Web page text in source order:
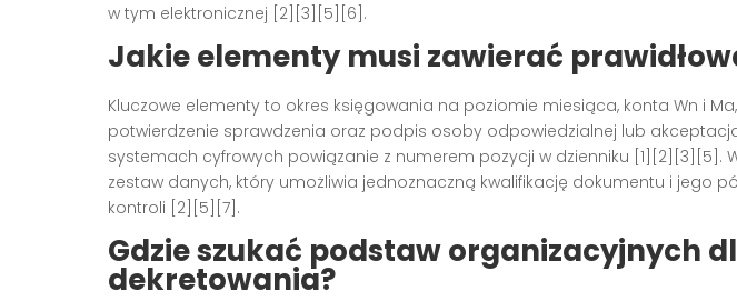
w tym elektronicznej [2][3][5][6].
Jakie elementy musi zawierać
Kluczowe elementy to okres księgowania na poziomie miesiąca, konta Wn i
potwierdzenie sprawdzenia oraz podpis osoby odpowiedzialnej lub
systemach cyfrowych powiązanie z numerem pozycji w dzienniku [1][2][3][5].
zestaw danych, który umożliwia jednoznaczną kwalifikację dokumentu i jego
kontroli [2][5][7].
Gdzie szukać podstaw organizacyjnych
dekretowania?